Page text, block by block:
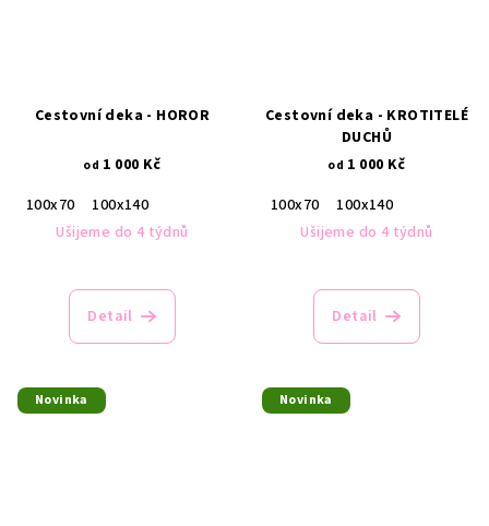
Cestovní deka - HOROR
od 1 000 Kč
100x70
100x140
Ušijeme do 4 týdnů
Detail
Cestovní deka - KROTITELÉ
DUCHŮ
od 1 000 Kč
100x70
100x140
Ušijeme do 4 týdnů
Detail
Novinka Novinka